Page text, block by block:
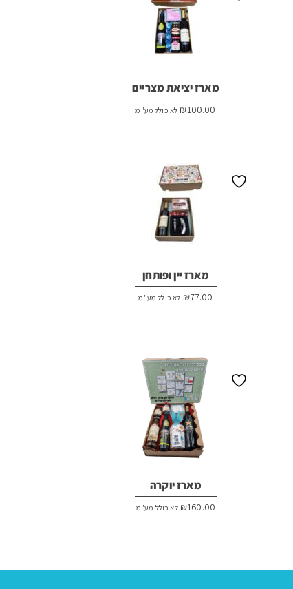
מארז יציאת מצריים
₪100.00 לא כולל מע"מ
מארז יין ופותחן
₪77.00 לא כולל מע"מ
מארז יוקרה
₪160.00 לא כולל מע"מ